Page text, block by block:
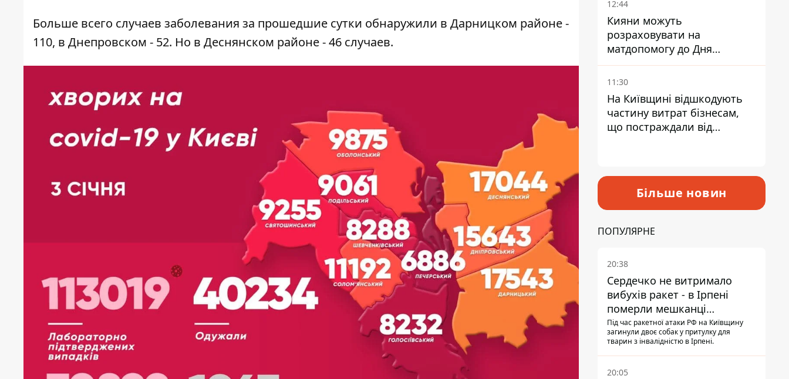
Больше всего случаев заболевания за прошедшие сутки обнаружили в Дарницком районе -
110, в Днепровском - 52. Но в Деснянском районе - 46 случаев.
12:44
Кияни можуть
розраховувати на
матдопомогу до Дня
незалежності - кому її
дадуть
11:30
На Київщині відшкодують
частину витрат бізнесам,
що постраждали від
Більше новин
ПОПУЛЯРНЕ
20:38
Сердечко не витримало
вибухів ракет - в Ірпені
померли мешканці
притулку для собак з
інвалідністю
Під час ракетної атаки РФ на Київщину
загинули двоє собак у притулку для
тварин з інвалідністю в Ірпені.
20:05